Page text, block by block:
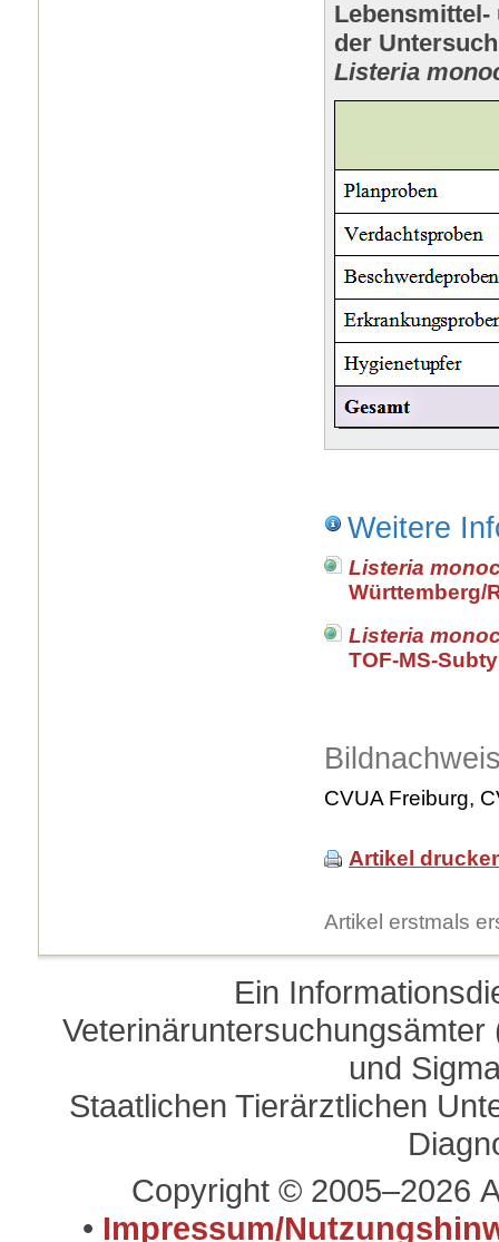
Lebensmittel-
der
Listeria
Weitere
Listeria
Württemberg/
Listeria
TOF-MS-
CVUA Freiburg,
Artikel
Artikel erstmals
Ein
und
Staatlichen Tierärztlichen
Copyright © 2005–2026
• Impressum/